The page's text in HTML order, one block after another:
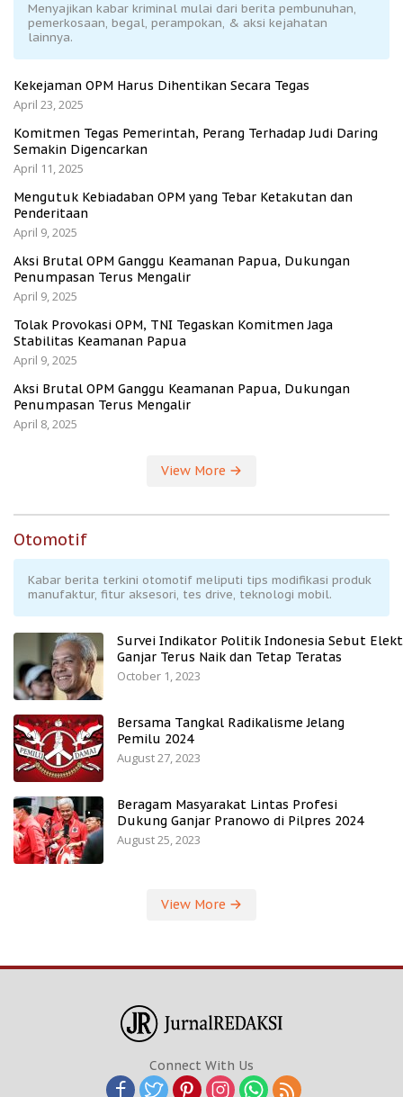
Menyajikan kabar kriminal mulai dari berita pembunuhan,
pemerkosaan, begal, perampokan, & aksi kejahatan
lainnya.
Kekejaman OPM Harus Dihentikan Secara Tegas
April 23, 2025
Komitmen Tegas Pemerintah, Perang Terhadap Judi Daring
Semakin Digencarkan
April 11, 2025
Mengutuk Kebiadaban OPM yang Tebar Ketakutan dan
Penderitaan
April 9, 2025
Aksi Brutal OPM Ganggu Keamanan Papua, Dukungan
Penumpasan Terus Mengalir
April 9, 2025
Tolak Provokasi OPM, TNI Tegaskan Komitmen Jaga
Stabilitas Keamanan Papua
April 9, 2025
Aksi Brutal OPM Ganggu Keamanan Papua, Dukungan
Penumpasan Terus Mengalir
April 8, 2025
View More
Otomotif
Kabar berita terkini otomotif meliputi tips modifikasi produk
manufaktur, fitur aksesori, tes drive, teknologi mobil.
Survei Indikator Politik Indonesia Sebut
Ganjar Terus Naik dan Tetap Teratas
October 1, 2023
Bersama Tangkal Radikalisme Jelang
Pemilu 2024
August 27, 2023
Beragam Masyarakat Lintas Profesi
Dukung Ganjar Pranowo di Pilpres 2024
August 25, 2023
View More
Connect With Us